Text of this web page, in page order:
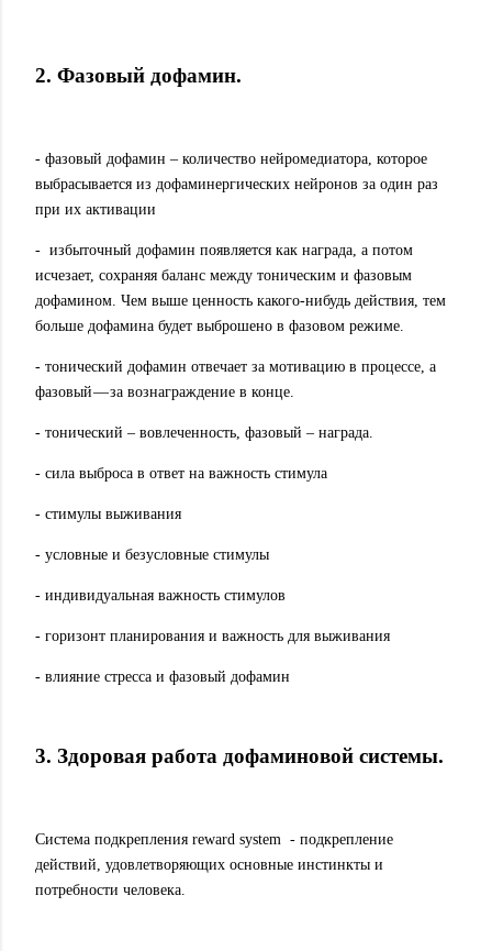
2. Фазовый дофамин.
- фазовый дофамин – количество нейромедиатора, которое
выбрасывается из дофаминергических нейронов за один раз
при их активации
- избыточный дофамин появляется как награда, а потом
исчезает, сохраняя баланс между тоническим и фазовым
дофамином. Чем выше ценность какого-нибудь действия, тем
больше дофамина будет выброшено в фазовом режиме.
- тонический дофамин отвечает за мотивацию в процессе, а
фазовый — за вознаграждение в конце.
- тонический – вовлеченность, фазовый – награда.
- сила выброса в ответ на важность стимула
- стимулы выживания
- условные и безусловные стимулы
- индивидуальная важность стимулов
- горизонт планирования и важность для выживания
- влияние стресса и фазовый дофамин
3. Здоровая работа дофаминовой системы.
Система подкрепления reward system - подкрепление
действий, удовлетворяющих основные инстинкты и
потребности человека.